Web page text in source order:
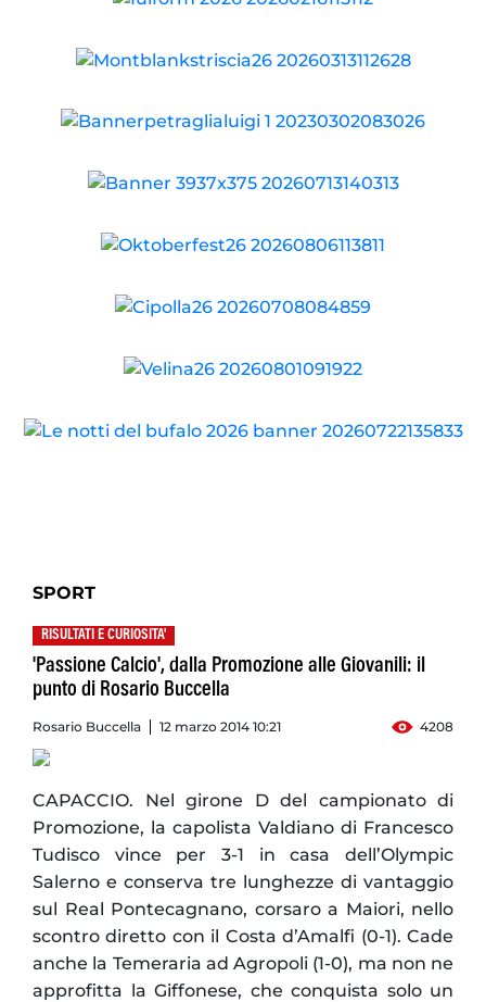
SPORT
RISULTATI E CURIOSITA'
'Passione Calcio', dalla Promozione alle Giovanili: il
punto di Rosario Buccella
Rosario Buccella 12 marzo 2014 10:21 4208
CAPACCIO. Nel girone D del campionato di
Promozione, la capolista Valdiano di Francesco
Tudisco vince per 3-1 in casa dell’Olympic
Salerno e conserva tre lunghezze di vantaggio
sul Real Pontecagnano, corsaro a Maiori, nello
scontro diretto con il Costa d’Amalfi (0-1). Cade
anche la Temeraria ad Agropoli (1-0), ma non ne
approfitta la Giffonese, che conquista solo un